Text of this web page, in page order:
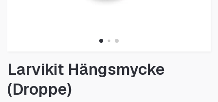
Larvikit Hängsmycke
(Droppe)